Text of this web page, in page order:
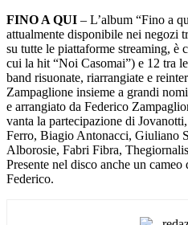
FINO A QUI – L’album “Fino a
attualmente disponibile nei negozi
su tutte le piattaforme streaming, è
cui la hit “Noi Casomai”) e 12 tra
band risuonate, riarrangiate e
Zampaglione insieme a grandi
e arrangiato da Federico
vanta la partecipazione di
Ferro, Biagio Antonacci, Giuliano
Alborosie, Fabri Fibra,
Presente nel disco anche un
Federico.